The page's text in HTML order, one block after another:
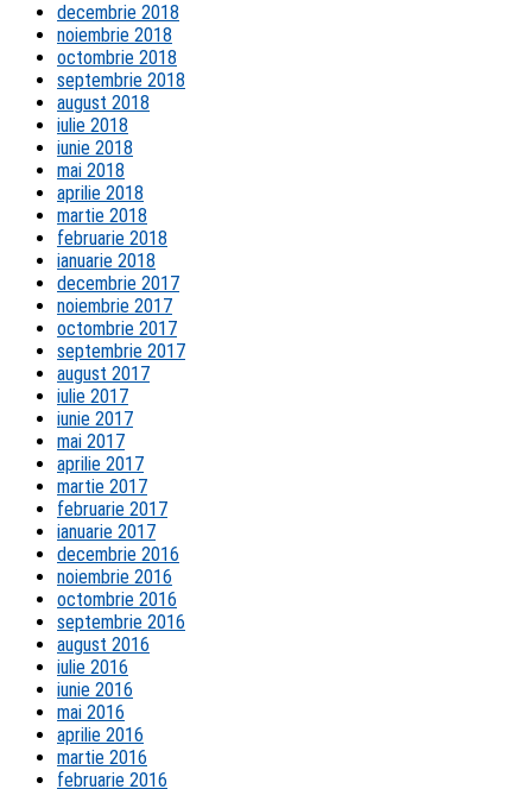
decembrie 2018
noiembrie 2018
octombrie 2018
septembrie 2018
august 2018
iulie 2018
iunie 2018
mai 2018
aprilie 2018
martie 2018
februarie 2018
ianuarie 2018
decembrie 2017
noiembrie 2017
octombrie 2017
septembrie 2017
august 2017
iulie 2017
iunie 2017
mai 2017
aprilie 2017
martie 2017
februarie 2017
ianuarie 2017
decembrie 2016
noiembrie 2016
octombrie 2016
septembrie 2016
august 2016
iulie 2016
iunie 2016
mai 2016
aprilie 2016
martie 2016
februarie 2016